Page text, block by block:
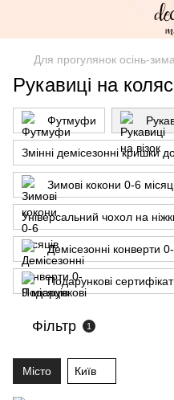
Для прогулянок осінь-зима
Рукавиці на
Футмуфи
Змінні демісезонні кришки
Зимові кокони 0-6
Універсальний чохол на
Демісезонні конверти
Подарункові
Фільтр 1
Місто Київ